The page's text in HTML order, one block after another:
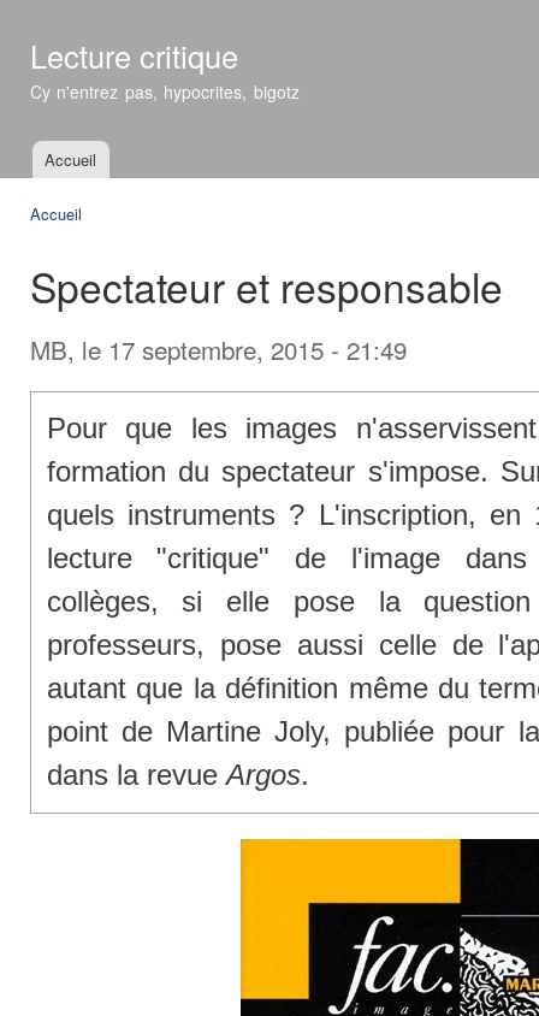
Lecture critique
Cy n'entrez pas, hypocrites, bigotz
Menu principal
Accueil
Accueil
Spectateur et responsable
MB, le 17 septembre, 2015 - 21:49
Pour que les images
formation du spectateur s'impose.
quels instruments ? L'inscription,
lecture "critique" de l'image
collèges, si elle pose la
professeurs, pose aussi celle de
autant que la définition même du
point de Martine Joly, publiée pour
dans la revueArgos.